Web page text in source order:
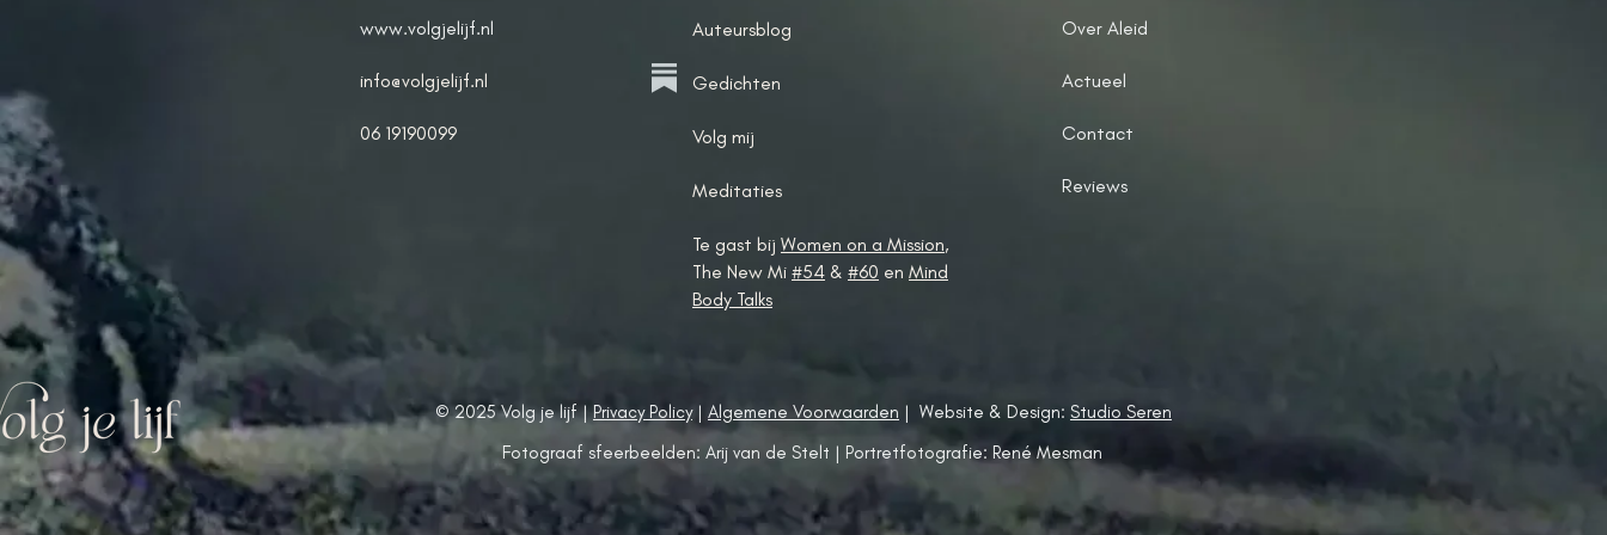
www.volgjelijf.nl
info@volgjelijf.nl
​06 19190099
Auteursblog
Gedichten
Volg mij
Meditaties
Te gast bij Women on a Mission,
The New Mi #54 & #60 en Mind
Body Talks
Over Aleid
Actueel
Contact
Reviews
© 2025 Volg je lijf |Privacy Policy| Algemene Voorwaarden | Website & Design: Studio Seren
Fotograaf sfeerbeelden: Arij van de Stelt | Portretfotografie: René Mesman